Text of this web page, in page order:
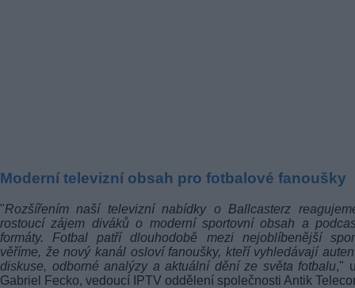
Moderní televizní obsah pro fotbalové fanoušky
"Rozšířením naší televizní nabídky o Ballcasterz
rostoucí zájem diváků o moderní sportovní obsah a
formáty. Fotbal patří dlouhodobě mezi nejoblíbenější
věříme, že nový kanál osloví fanoušky, kteří vyhledávají
diskuse, odborné analýzy a aktuální dění ze světa fotbalu,"
Gabriel Fecko, vedoucí IPTV oddělení společnosti Antik